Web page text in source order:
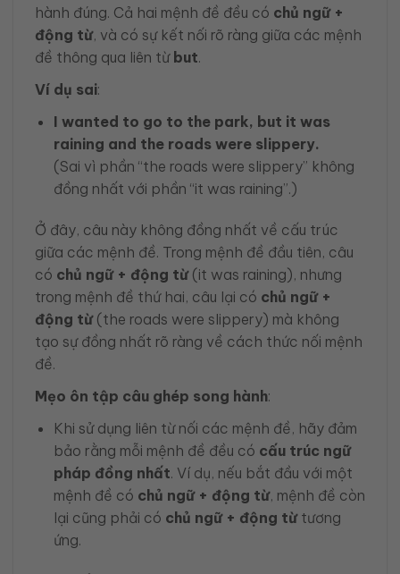
hành đúng. Cả hai mệnh đề đều có chủ ngữ +
động từ, và có sự kết nối rõ ràng giữa các mệnh
đề thông qua liên từ but.
Ví dụ sai:
I wanted to go to the park, but it was
raining and the roads were slippery.
(Sai vì phần “the roads were slippery” không
đồng nhất với phần “it was raining”.)
Ở đây, câu này không đồng nhất về cấu trúc
giữa các mệnh đề. Trong mệnh đề đầu tiên, câu
có chủ ngữ + động từ(it was raining), nhưng
trong mệnh đề thứ hai, câu lại có chủ ngữ +
động từ(the roads were slippery) mà không
tạo sự đồng nhất rõ ràng về cách thức nối mệnh
đề.
Mẹo ôn tập câu ghép song hành:
Khi sử dụng liên từ nối các mệnh đề, hãy đảm
bảo rằng mỗi mệnh đề đều có cấu trúc ngữ
pháp đồng nhất. Ví dụ, nếu bắt đầu với một
mệnh đề có chủ ngữ + động từ, mệnh đề còn
lại cũng phải có chủ ngữ + động từtương
ứng.